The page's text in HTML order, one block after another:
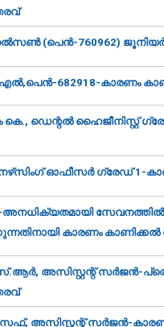
(പെന്‍-760962) ജൂനിയര്‍
682918-കാരണം
ഡെന്റല്‍ ഹൈജീനിസ്റ്റ്
ഓഫീസര്‍ ഗ്രേഡ് 1-
സേവനത്തില്‍
കാരണം കാണിക്കല്‍
അസിസ്റ്റന്റ് സര്‍ജന്‍-
അസിസ്റ്റന്റ് സര്‍ജന്‍-